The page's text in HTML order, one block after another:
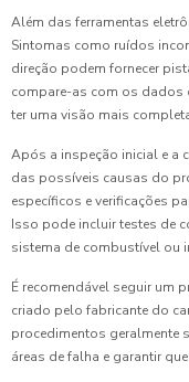
Além das ferramentas
Sintomas como ruídos
direção podem fornecer
compare-as com os
ter uma visão mais
Após a inspeção inicial e a
das possíveis causas do
específicos e verificações
Isso pode incluir testes de
sistema de combustível ou
É recomendável seguir um
criado pelo fabricante do
procedimentos geralmente
áreas de falha e garantir